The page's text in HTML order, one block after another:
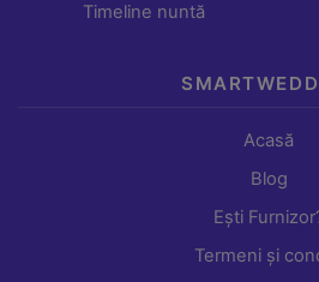
Timeline nuntă
Acasă
Blog
Ești
Termeni și